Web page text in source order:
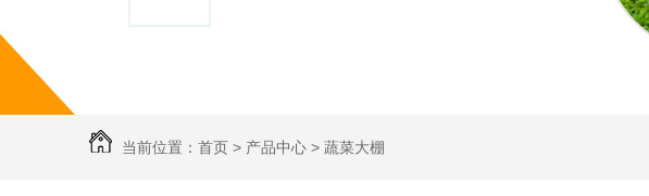
成都蔬
西昌蔬
当前位置： 首页 > 产品中心 > 蔬菜大棚